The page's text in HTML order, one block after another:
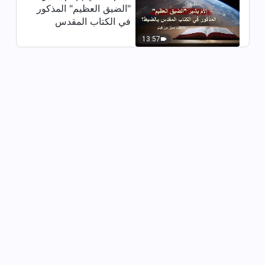
38:00
الواجب كشفتني (دبلجة عربية)
13:57
"الضيق العظيم" المذكور
في الكتاب المقدس
من فيلم)